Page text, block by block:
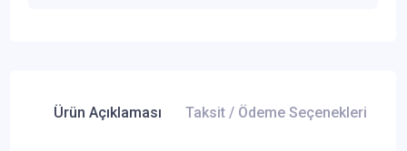
Ürün Açıklaması Taksit / Ödeme Seçenekleri